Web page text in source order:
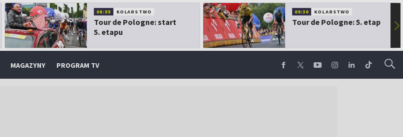
08:55 KOLARSTWO
Tour de Pologne: start
5. etapu
09:30 KOLARSTWO
Tour de Pologne: 5. etap ▶
MAGAZYNY PROGRAM TV